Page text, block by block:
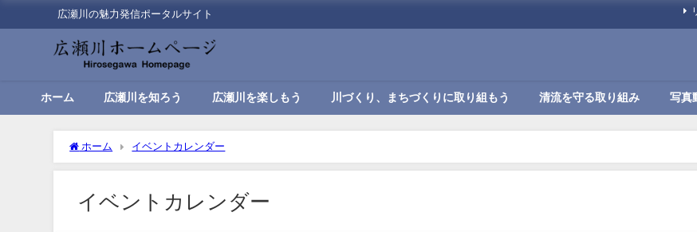
広瀬川の魅力発信ポータルサイト
ホーム 広瀬川を知ろう 広瀬川を楽しもう 川づくり、まちづくりに取り組もう 清流を守る取り組み 写真
ホーム イベントカレンダー
イベントカレンダー